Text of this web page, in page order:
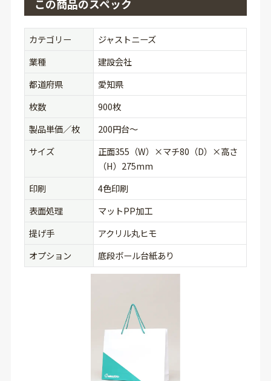
この商品のスペック
カテゴリー
ジャストニーズ
業種
建設会社
都道府県
愛知県
枚数
900枚
製品単価／枚
200円台〜
サイズ
正面355（W）×マチ80（D）×高さ
（H）275mm
印刷
4色印刷
表面処理
マットPP加工
提げ手
アクリル丸ヒモ
オプション
底段ボール台紙あり